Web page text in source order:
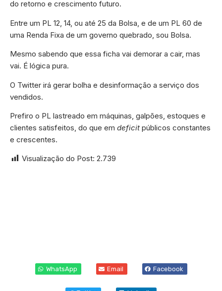
do retorno e crescimento futuro.
Entre um PL 12, 14, ou até 25 da Bolsa, e de um PL 60 de
uma Renda Fixa de um governo quebrado, sou Bolsa.
Mesmo sabendo que essa ficha vai demorar a cair, mas
vai. É lógica pura.
O Twitter irá gerar bolha e desinformação a serviço dos
vendidos.
Prefiro o PL lastreado em máquinas, galpões, estoques e
clientes satisfeitos, do que em deficit públicos constantes
e crescentes.
Visualização do Post: 2.739
WhatsApp Email Facebook